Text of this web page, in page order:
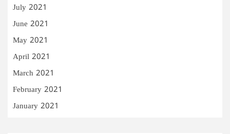
July 2021
June 2021
May 2021
April 2021
March 2021
February 2021
January 2021